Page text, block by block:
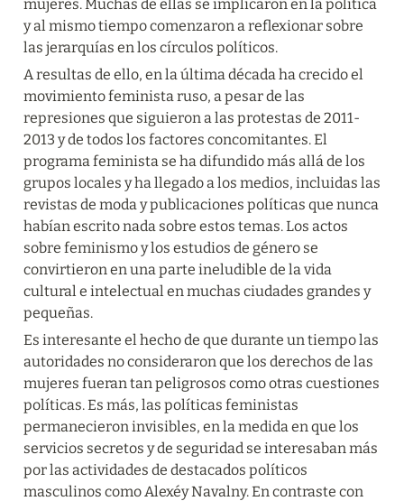
mujeres. Muchas de ellas se implicaron en la política
y al mismo tiempo comenzaron a reflexionar sobre
las jerarquías en los círculos políticos.
A resultas de ello, en la última década ha crecido el
movimiento feminista ruso, a pesar de las
represiones que siguieron a las protestas de 2011-
2013 y de todos los factores concomitantes. El
programa feminista se ha difundido más allá de los
grupos locales y ha llegado a los medios, incluidas las
revistas de moda y publicaciones políticas que nunca
habían escrito nada sobre estos temas. Los actos
sobre feminismo y los estudios de género se
convirtieron en una parte ineludible de la vida
cultural e intelectual en muchas ciudades grandes y
pequeñas.
Es interesante el hecho de que durante un tiempo las
autoridades no consideraron que los derechos de las
mujeres fueran tan peligrosos como otras cuestiones
políticas. Es más, las políticas feministas
permanecieron invisibles, en la medida en que los
servicios secretos y de seguridad se interesaban más
por las actividades de destacados políticos
masculinos como Alexéy Navalny. En contraste con